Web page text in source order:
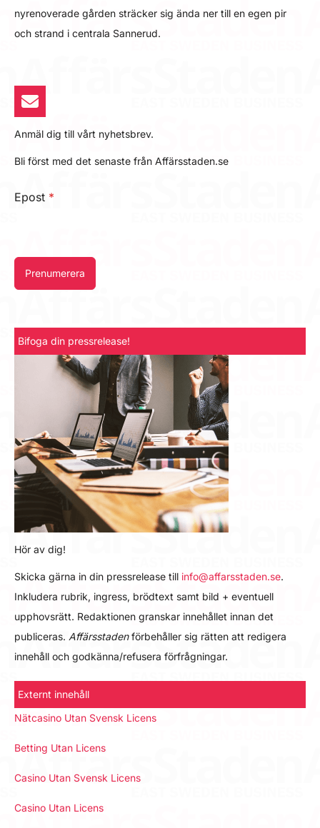
nyrenoverade gården sträcker sig ända ner till en egen pir
och strand i centrala Sannerud.
Anmäl dig till vårt nyhetsbrev.
Bli först med det senaste från Affärsstaden.se
Epost *
Prenumerera
Bifoga din pressrelease!
Hör av dig!
Skicka gärna in din pressrelease till info@affarsstaden.se.
Inkludera rubrik, ingress, brödtext samt bild + eventuell
upphovsrätt. Redaktionen granskar innehållet innan det
publiceras. Affärsstadenförbehåller sig rätten att redigera
innehåll och godkänna/refusera förfrågningar.
Externt innehåll
Nätcasino Utan Svensk Licens
Betting Utan Licens
Casino Utan Svensk Licens
Casino Utan Licens